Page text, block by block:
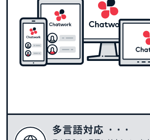
多言語対応